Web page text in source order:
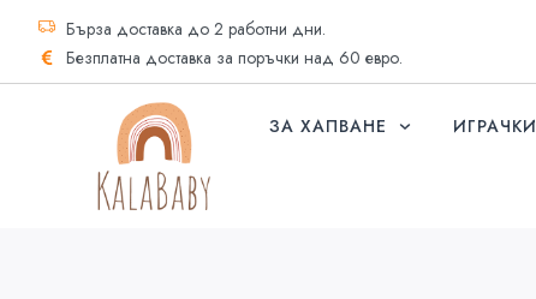
Бърза доставка до 2 работни дни.
Безплатна доставка за поръчки над 60 евро.
ЗА ХАПВАНЕ ИГРАЧКИ